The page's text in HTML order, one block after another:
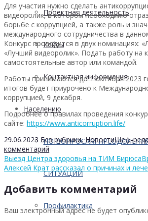
Проектная деятельность
Кейсы
Контактная информация
Населению
ПО ВОПРОСАМ
СИТУАЦИЙ
Профилактика
Для участия нужно сделать
видеоролик, в котором необходимо
борьбе с коррупцией, а также роль и
международного сотрудничества в
Конкурс проводится в двух номинациях:
«Лучший видеоролик». Подать работу на
самостоятельные автор или командой.
Работы принимаются до 1 октября 2023
итогов будет приурочено к
коррупцией, 9 декабря.
Подробнее о правилах проведения
сайте: https://www.anticorruption.life/
29.06.2023 Без рубрики,НовостиШеф-
комментарий
Выезд Центра здоровья на ТИМ Бирюса
Алексей Крат рассказал о причинах и
Добавить комментарий
Ваш электронный адрес не будет